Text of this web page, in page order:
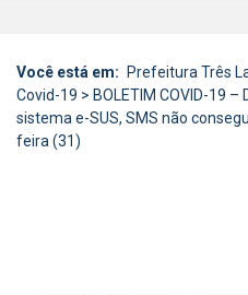
Você está em: Prefeitura Três
Covid-19 > BOLETIM COVID-19
sistema e-SUS, SMS não
feira (31)